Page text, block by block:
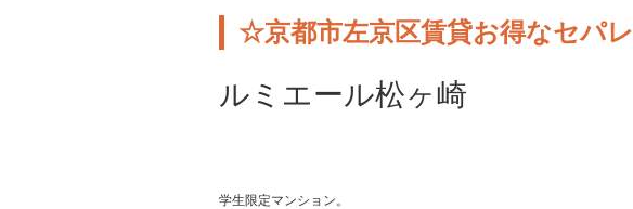
☆京都市左京区賃貸お得なセパ
ルミエール松ヶ崎
学生限定マンション。